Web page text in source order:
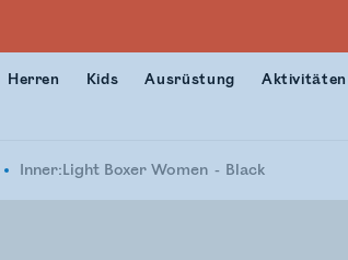
Herren Kids Ausrüstung Aktivitäten
Inner:Light Boxer Women Black